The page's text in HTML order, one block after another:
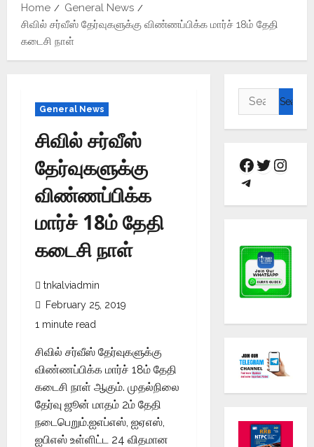
Home
General News
சிவில் சர்வீஸ் தேர்வுகளுக்கு விண்ணப்பிக்க மார்ச் 18ம் தேதி
கடைசி நாள்
General News
சிவில் சர்வீஸ்
தேர்வுகளுக்கு
விண்ணப்பிக்க
மார்ச் 18ம் தேதி
கடைசி நாள்
tnkalviadmin
February 25, 2019
1 minute read
சிவில் சர்வீஸ் தேர்வுகளுக்கு
விண்ணப்பிக்க மார்ச் 18ம் தேதி
கடைசி நாள் ஆகும். முதல்நிலை
தேர்வு ஜூன் மாதம் 2ம் தேதி
நடைபெறும்.ஐஎப்எஸ், ஐஏஎஸ்,
ஐபிஎஸ் உள்ளிட்ட 24 விதமான